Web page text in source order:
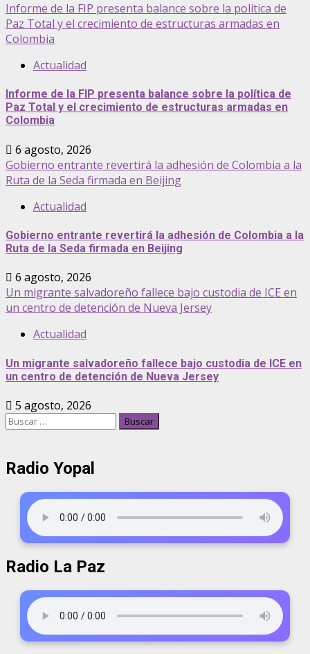
Informe de la FIP presenta balance sobre la política de
Paz Total y el crecimiento de estructuras armadas en
Colombia
Actualidad
Informe de la FIP presenta balance sobre la política de
Paz Total y el crecimiento de estructuras armadas en
Colombia
6 agosto, 2026
Gobierno entrante revertirá la adhesión de Colombia a la
Ruta de la Seda firmada en Beijing
Actualidad
Gobierno entrante revertirá la adhesión de Colombia a la
Ruta de la Seda firmada en Beijing
6 agosto, 2026
Un migrante salvadoreño fallece bajo custodia de ICE en
un centro de detención de Nueva Jersey
Actualidad
Un migrante salvadoreño fallece bajo custodia de ICE en
un centro de detención de Nueva Jersey
5 agosto, 2026
Radio Yopal
Radio La Paz